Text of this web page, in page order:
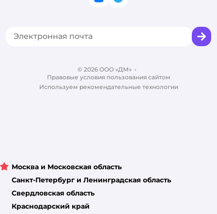
Политика использования файлов cookie
Блог
Корм для собак
© 2026 ООО «ДМ» •
Правовые условия пользования сайтом
Используем рекомендательные технологии
Москва и Московская область
Санкт-Петербург и Ленинградская область
Свердловская область
Краснодарский край